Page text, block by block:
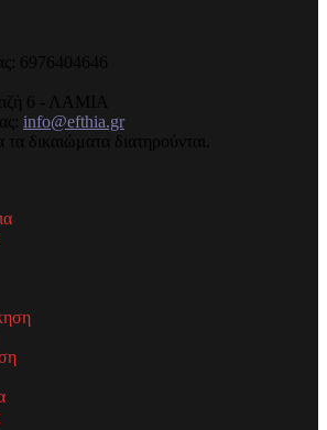
6976404646
6 - ΛΑΜΙΑ
info@efthia.gr
δικαιώματα διατηρούνται.